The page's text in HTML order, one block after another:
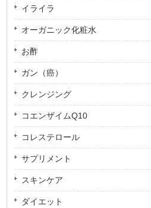
イライラ
オーガニック化粧水
お酢
ガン（癌）
クレンジング
コエンザイムQ10
コレステロール
サプリメント
スキンケア
ダイエット